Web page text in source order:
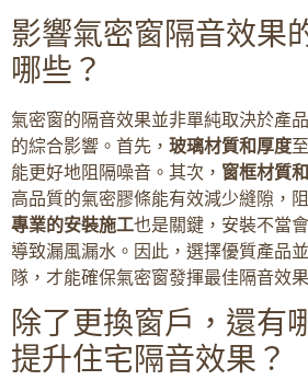
影響氣密窗隔音效果
哪些？
氣密窗的隔音效果並非單純取決於產
的綜合影響。首先， 玻璃材質和厚度
能更好地阻隔噪音。其次， 窗框材質
高品質的氣密膠條能有效減少縫隙，
專業的安裝施工也是關鍵，安裝不當
導致漏風漏水。因此，選擇優質產品
隊，才能確保氣密窗發揮最佳隔音效果
除了更換窗戶，還有
提升住宅隔音效果？